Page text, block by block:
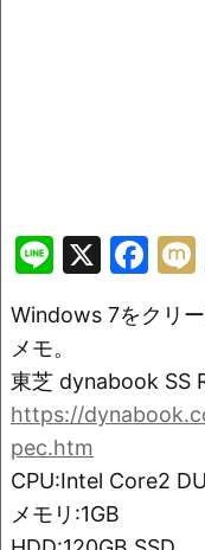
Li
e
X
F
c
e
b
o
i
Windows 7をクリ
メモ。
東芝 dynabook SS
https://
pec.htm
CPU:Intel Core2
メモリ:1GB